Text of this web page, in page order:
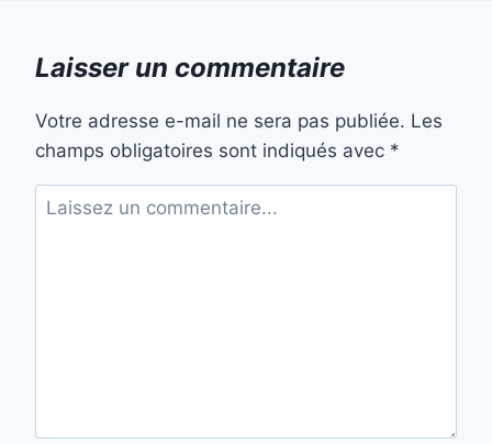
Laisser un commentaire
Votre adresse e-mail ne sera pas publiée. Les
champs obligatoires sont indiqués avec *